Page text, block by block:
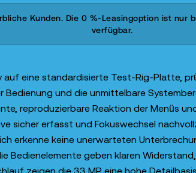
Kunden. Die 0 %-Leasingoption ist nur
verfügbar.
auf eine standardisierte Test-Rig-Platte,
und die unmittelbare
reproduzierbare Reaktion der Menüs
sicher erfasst und Fokuswechsel
erkenne keine unerwarteten
geben klaren
zeigen die 33 MP eine hohe